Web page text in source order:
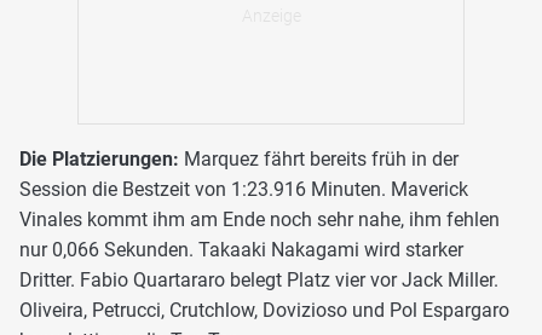
Die Platzierungen: Marquez fährt bereits früh in der
Session die Bestzeit von 1:23.916 Minuten. Maverick
Vinales kommt ihm am Ende noch sehr nahe, ihm fehlen
nur 0,066 Sekunden. Takaaki Nakagami wird starker
Dritter. Fabio Quartararo belegt Platz vier vor Jack Miller.
Oliveira, Petrucci, Crutchlow, Dovizioso und Pol Espargaro